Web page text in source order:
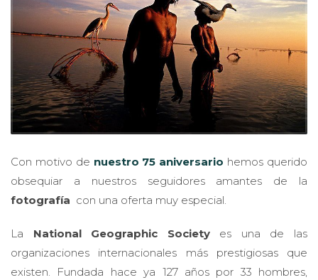
Con motivo de nuestro 75 aniversario hemos querido
obsequiar a nuestros seguidores amantes de la
fotografía con una oferta muy especial.
La National Geographic Societyes una de las
organizaciones internacionales más prestigiosas que
existen. Fundada hace ya 127 años por 33 hombres,